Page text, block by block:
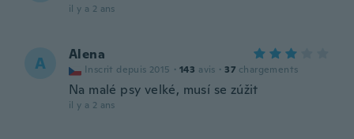
il y a 2 ans
A Alena
Inscrit depuis 2015 · 143 avis · 37 chargements
Na malé psy velké, musí se zúžit
il y a 2 ans